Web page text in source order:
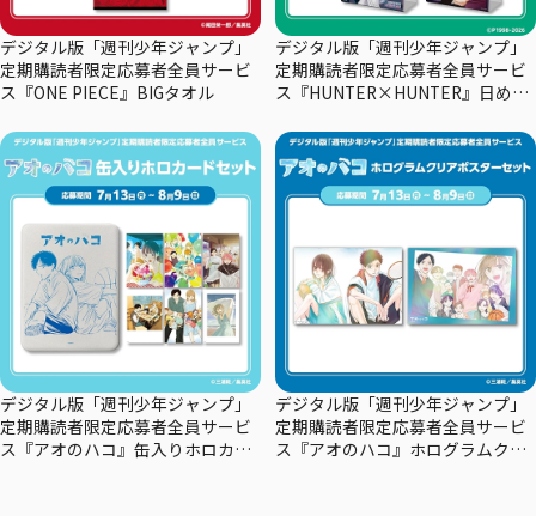
デジタル版「週刊少年ジャンプ」
定期購読者限定応募者全員サービ
ス『ONE PIECE』BIGタオル
デジタル版「週刊少年ジャンプ」
定期購読者限定応募者全員サービ
ス『HUNTER×HUNTER』日めく
デジタル版「週刊少年ジャンプ」
定期購読者限定応募者全員サービ
ス『アオのハコ』缶入りホロカー
デジタル版「週刊少年ジャンプ」
定期購読者限定応募者全員サービ
ス『アオのハコ』ホログラムクリ